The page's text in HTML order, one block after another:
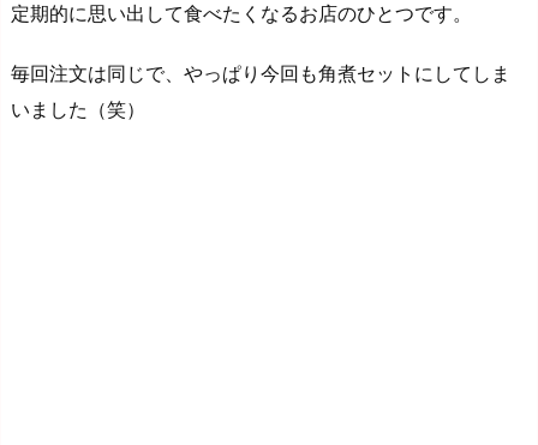
定期的に思い出して食べたくなるお店のひとつです。
毎回注文は同じで、やっぱり今回も角煮セットにしてしま
いました（笑）